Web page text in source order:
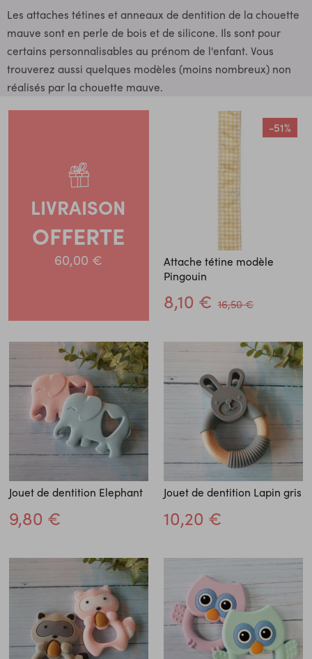
Les attaches tétines et anneaux de dentition de la chouette
mauve sont en perle de bois et de silicone. Ils sont pour
certains personnalisables au prénom de l'enfant. Vous
trouverez aussi quelques modèles (moins nombreux) non
réalisés par la chouette mauve.
LIVRAISON
OFFERTE
60,00 €
-51%
Attache tétine modèle
Pingouin
8,10 € 16,50 €
Jouet de dentition Elephant
9,80 €
Jouet de dentition Lapin gris
10,20 €